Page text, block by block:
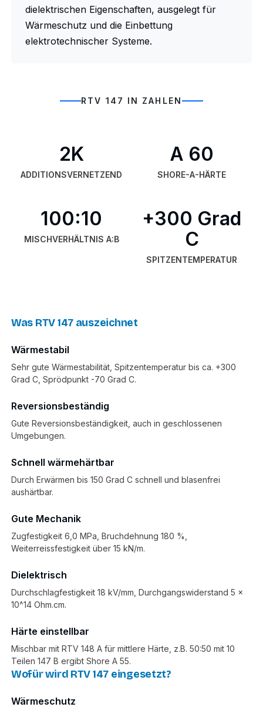
dielektrischen Eigenschaften, ausgelegt für
Wärmeschutz und die Einbettung
elektrotechnischer Systeme.
RTV 147 IN ZAHLEN
2K
ADDITIONSVERNETZEND
A 60
SHORE-A-HÄRTE
100:10
MISCHVERHÄLTNIS A:B
+300 Grad
C
SPITZENTEMPERATUR
Was RTV 147 auszeichnet
Wärmestabil
Sehr gute Wärmestabilität, Spitzentemperatur bis ca. +300
Grad C, Sprödpunkt -70 Grad C.
Reversionsbeständig
Gute Reversionsbeständigkeit, auch in geschlossenen
Umgebungen.
Schnell wärmehärtbar
Durch Erwärmen bis 150 Grad C schnell und blasenfrei
aushärtbar.
Gute Mechanik
Zugfestigkeit 6,0 MPa, Bruchdehnung 180 %,
Weiterreissfestigkeit über 15 kN/m.
Dielektrisch
Durchschlagfestigkeit 18 kV/mm, Durchgangswiderstand 5 x
10^14 Ohm.cm.
Härte einstellbar
Mischbar mit RTV 148 A für mittlere Härte, z.B. 50:50 mit 10
Teilen 147 B ergibt Shore A 55.
Wofür wird RTV 147 eingesetzt?
Wärmeschutz